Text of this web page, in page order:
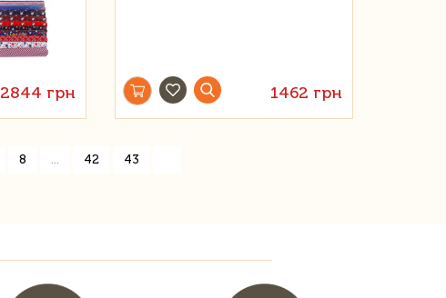
2844 грн 1462 грн
8 ... 42 43